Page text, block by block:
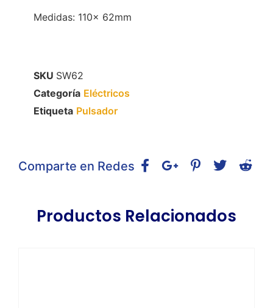
Medidas: 110x 62mm
SKU SW62
Categoría Eléctricos
Etiqueta Pulsador
Comparte en Redes
Productos Relacionados